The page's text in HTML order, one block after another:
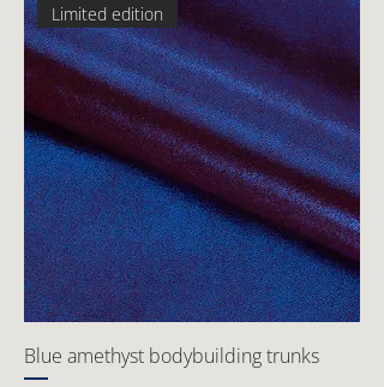
Limited edition
Blue amethyst bodybuilding trunks